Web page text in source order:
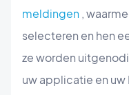
meldingen ,
selecteren en hen
ze worden
uw applicatie en uw